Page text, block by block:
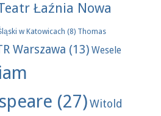
Łaźnia Nowa
w Katowicach (8) Thomas
Warszawa (13) Wesele
(27)Witold